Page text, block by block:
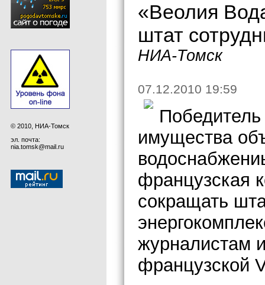
© 2010, НИА-Томск
эл. почта:
nia.tomsk@mail.ru
«Веолия
штат
НИА-Томск
07.12.2010 19:59
имущества
французская
сокращать
журналистам
французской